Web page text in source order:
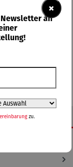
×
an
zu.